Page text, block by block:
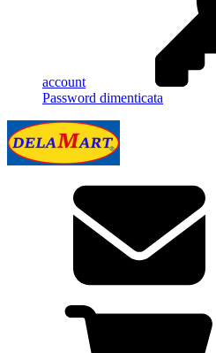
account
Password dimenticata